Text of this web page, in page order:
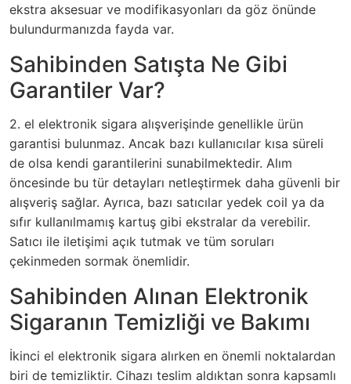
ekstra aksesuar ve modifikasyonları da göz önünde
bulundurmanızda fayda var.
Sahibinden Satışta Ne Gibi
Garantiler Var?
2. el elektronik sigara alışverişinde genellikle ürün
garantisi bulunmaz. Ancak bazı kullanıcılar kısa süreli
de olsa kendi garantilerini sunabilmektedir. Alım
öncesinde bu tür detayları netleştirmek daha güvenli bir
alışveriş sağlar. Ayrıca, bazı satıcılar yedek coil ya da
sıfır kullanılmamış kartuş gibi ekstralar da verebilir.
Satıcı ile iletişimi açık tutmak ve tüm soruları
çekinmeden sormak önemlidir.
Sahibinden Alınan Elektronik
Sigaranın Temizliği ve Bakımı
İkinci el elektronik sigara alırken en önemli noktalardan
biri de temizliktir. Cihazı teslim aldıktan sonra kapsamlı